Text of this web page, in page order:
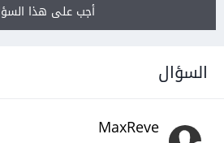
أجب على هذا
السؤال
MaxReve